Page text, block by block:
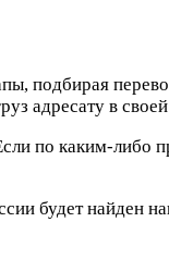
подбирая
адресату в своей
по каким-либо
будет найден